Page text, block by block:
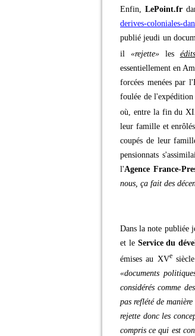
Enfin, LePoint.fr
derives-coloniales-
publié jeudi un
il «rejette»les
essentiellement en
forcées menées par
foulée de
où, entre la fin du
leur famille et
coupés de leur
pensionnats
l'Agence France-
nous, ça fait des
Dans la note publiée
et le Service du
émises au XVe
«documents
considérés comme
pas reflété de
rejette donc les
compris ce qui est